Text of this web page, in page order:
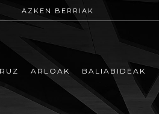
AZKEN BERRIAK
ARLOAK BALIABIDEAK